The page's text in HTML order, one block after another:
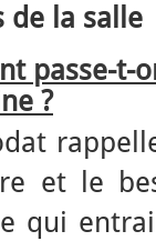
de la salle
passe-t-
?
et le
qui